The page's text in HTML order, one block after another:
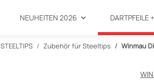
NEUHEITEN 2026 DARTPFEILE
STEELTIPS Zubehör für Steeltips Winmau